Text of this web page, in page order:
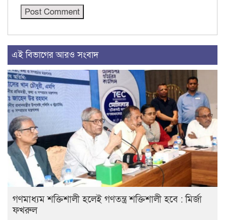
এই বিভাগের আরও সংবাদ
গণমাধ্যম শক্তিশালী হলেই গণতন্ত্র শক্তিশালী হবে : মির্জা
ফখরুল